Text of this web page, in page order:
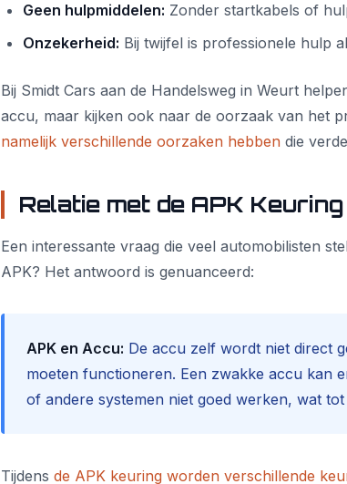
Geen hulpmiddelen: Zonder startkabels of
Onzekerheid: Bij twijfel is professionele hulp
Bij Smidt Cars aan de Handelsweg in Weurt
accu, maar kijken ook naar de oorzaak van het
namelijk verschillende oorzaken hebben die
Relatie met de APK Keuring
Een interessante vraag die veel automobilisten
APK? Het antwoord is genuanceerd:
APK en Accu: De accu zelf wordt niet direct
moeten functioneren. Een zwakke accu kan
of andere systemen niet goed werken, wat
Tijdens de APK keuring worden verschillende